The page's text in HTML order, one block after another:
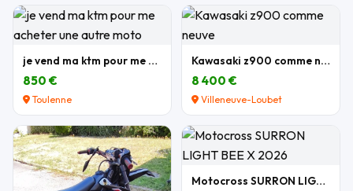
je vend ma ktm pour me acheter une autre moto
850 €
Toulenne
Kawasaki z900 comme neuve
8 400 €
Villeneuve-Loubet
Motocross SURRON LIGHT BEE X 2026